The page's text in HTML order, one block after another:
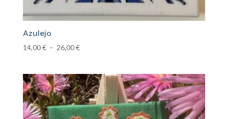
Azulejo
14,00€ – 26,00€Plage
14,00 €
à
26,00 €